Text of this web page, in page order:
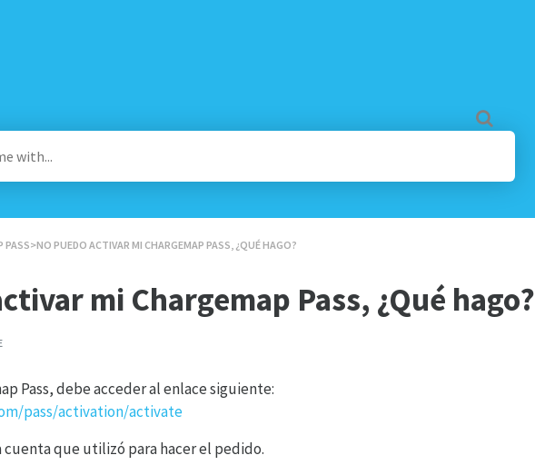
PASS​>​ NO PUEDO ACTIVAR MI CHARGEMAP PASS, ¿QUÉ HAGO?
mi Chargemap Pass, ¿Qué hago?
Pass, debe acceder al enlace siguiente:
pass/activation/activate
cuenta que utilizó para hacer el pedido.